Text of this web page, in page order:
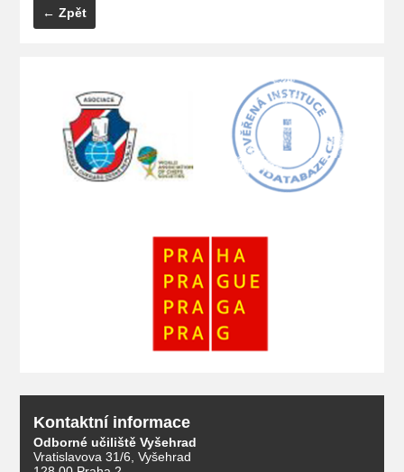
← Zpět
Kontaktní informace
Odborné učiliště Vyšehrad
Vratislavova 31/6, Vyšehrad